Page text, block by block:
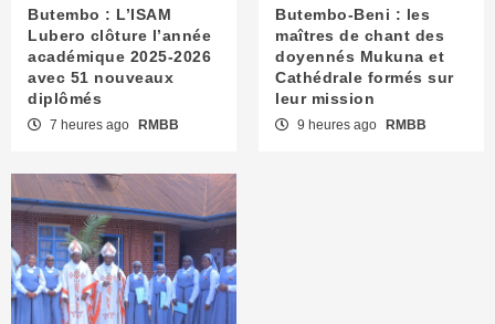
Butembo : L’ISAM
Lubero clôture l’année
académique 2025-2026
avec 51 nouveaux
diplômés
7 heures ago RMBB
Butembo-Beni : les
maîtres de chant des
doyennés Mukuna et
Cathédrale formés sur
leur mission
9 heures ago RMBB